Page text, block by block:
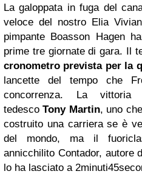
La galoppata in fuga del
veloce del nostro Elia
pimpante Boasson Hagen
prime tre giornate di gara. Il
cronometro prevista per la
lancette del tempo che
concorrenza. La
tedescoTony Martin, uno
costruito una carriera se è
del mondo, ma il
annicchilito Contador, autore
lo ha lasciato a